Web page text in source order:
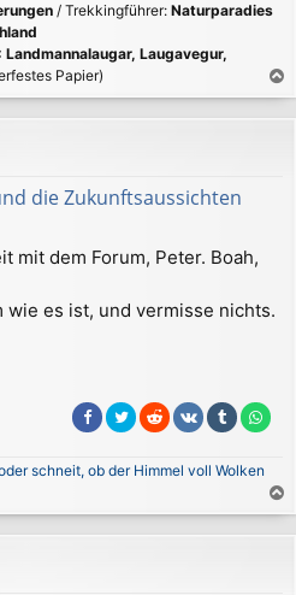
/ Trekkingführer: Naturparadies
Laugavegur,
Papier)
a
c
die Zukunftsaussichten
mit dem Forum, Peter. Boah,
wie es ist, und vermisse nichts.
schneit, ob der Himmel voll Wolken
a
c